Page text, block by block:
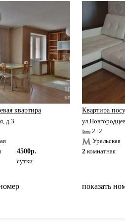
квартира
д.3
4500р.
сутки
Квартира
2+2
Уральская
2 комнатная
показать